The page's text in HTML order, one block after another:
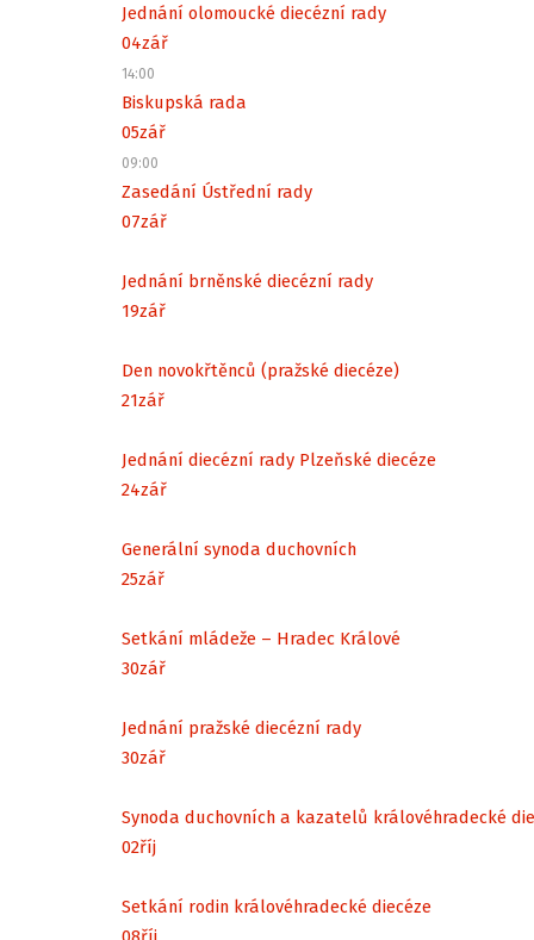
Jednání olomoucké diecézní rady
04zář
14:00
Biskupská rada
05zář
09:00
Zasedání Ústřední rady
07zář
Jednání brněnské diecézní rady
19zář
Den novokřtěnců (pražské diecéze)
21zář
Jednání diecézní rady Plzeňské diecéze
24zář
Generální synoda duchovních
25zář
Setkání mládeže – Hradec Králové
30zář
Jednání pražské diecézní rady
30zář
Synoda duchovních a kazatelů královéhradecké
02říj
Setkání rodin královéhradecké diecéze